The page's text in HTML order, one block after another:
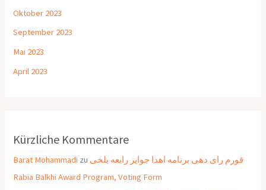
Oktober 2023
September 2023
Mai 2023
April 2023
Kürzliche Kommentare
Barat Mohammadi zu فورم رای دهی برنامه اهدا جوایز رابعه بلخی
Rabia Balkhi Award Program, Voting Form